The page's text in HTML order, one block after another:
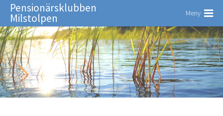
Pensionärsklubben
Milstolpen Meny